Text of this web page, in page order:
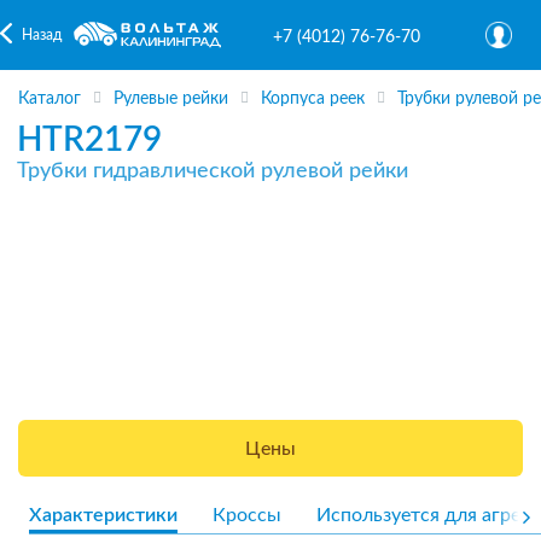
Назад +7 (4012) 76-76-70
Каталог Рулевые рейки Корпуса реек Трубки рулевой
HTR2179
Трубки гидравлической рулевой рейки
Цены
Характеристики Кроссы Используется для